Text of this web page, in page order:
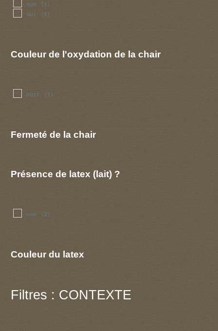
non (1)
oui (1)
Couleur de l'oxydation de la chair
noir (1)
Fermeté de la chair
Présence de latex (lait) ?
non (2)
Couleur du latex
Filtres : CONTEXTE